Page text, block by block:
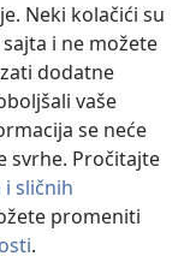
Neki kolačići su
i ne možete
dodatne
vaše
se neće
svrhe. Pročitajte
sličnih
promeniti
.
of Pennsylvania.